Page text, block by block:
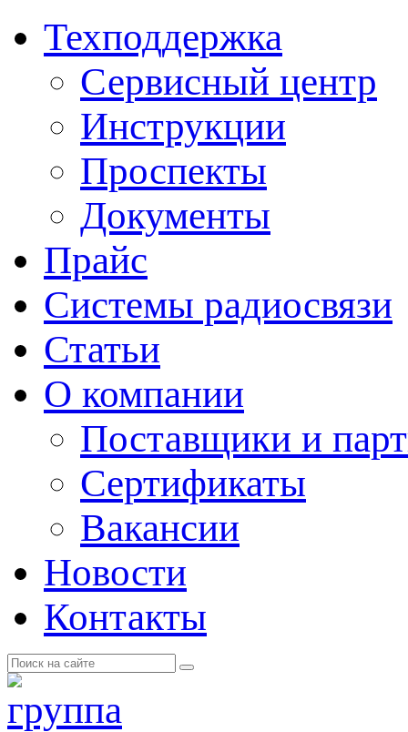
Техподдержка
Сервисный центр
Инструкции
Проспекты
Документы
Прайс
Системы радиосвязи
Статьи
О компании
Поставщики и
Cертификаты
Вакансии
Новости
Контакты